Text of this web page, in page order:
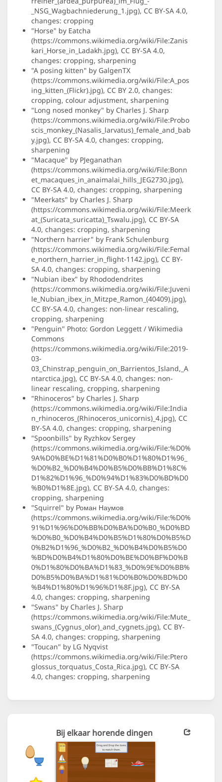
_NSG_Wagbachniederung_1.jpg), CC BY-SA 4.0,
changes: cropping
"Horse" by Eatcha
(https://commons.wikimedia.org/wiki/File:Zanis
kari_Horse_in_Ladakh.jpg), CC BY-SA 4.0,
changes: cropping, sharpening
"A posing kitten" by GalgenTX
(https://commons.wikimedia.org/wiki/File:A_pos
ing_kitten_(Flickr).jpg), CC BY 2.0, changes:
cropping, colour adjustment, sharpening
"Long nosed monkey" by Charles J. Sharp
(https://commons.wikimedia.org/wiki/File:Probo
scis_monkey_(Nasalis_larvatus)_female_and_bab
y.jpg), CC BY-SA 4.0, changes: cropping,
sharpening
"Macaque" by PJeganathan
(https://commons.wikimedia.org/wiki/File:Bonn
et_macaques_in_anaimalai_hills_JEG2730.jpg),
CC BY-SA 4.0, changes: cropping, sharpening
"Meerkats" by Charles J. Sharp
(https://commons.wikimedia.org/wiki/File:Meerk
at_(Suricata_suricatta)_Tswalu.jpg), CC BY-SA
4.0, changes: cropping, sharpening
"Northern harrier" by Frank Schulenburg
(https://commons.wikimedia.org/wiki/File:Femal
e_northern_harrier_in_flight-1142.jpg), CC BY-
SA 4.0, changes: cropping, sharpening
"Nubian ibex" by Rhododendrites
(https://commons.wikimedia.org/wiki/File:Juveni
le_Nubian_ibex_in_Mitzpe_Ramon_(40409).jpg),
CC BY-SA 4.0, changes: non-linear rescaling,
cropping, sharpening
"Penguin" Photo: Gordon Leggett / Wikimedia
Commons
(https://commons.wikimedia.org/wiki/File:2019-
03-
03_Chinstrap_penguin_on_Barrientos_Island,_A
ntarctica.jpg), CC BY-SA 4.0, changes: non-
linear rescaling, cropping, sharpening
"Rhinoceros" by Charles J. Sharp
(https://commons.wikimedia.org/wiki/File:India
n_rhinoceros_(Rhinoceros_unicornis)_4.jpg), CC
BY-SA 4.0, changes: cropping, sharpening
"Spoonbills" by Ryzhkov Sergey
(https://commons.wikimedia.org/wiki/File:%D0%
9A%D0%BE%D1%81%D0%B0%D1%80%D1%96_
%D0%B2_%D0%B4%D0%B5%D0%BB%D1%8C%
D1%82%D1%96_%D0%94%D1%83%D0%BD%D0
%B0%D1%8E.jpg), CC BY-SA 4.0, changes:
cropping, sharpening
"Squirrel" by Роман Наумов
(https://commons.wikimedia.org/wiki/File:%D0%
91%D1%96%D0%BB%D0%BA%D0%B0_%D0%BD
%D0%B0_%D0%B4%D0%B5%D1%80%D0%B5%D
0%B2%D1%96_%D0%B2_%D0%B4%D0%B5%D0
%BD%D0%B4%D1%80%D0%BE%D0%BF%D0%B
0%D1%80%D0%BA%D1%83_%D0%9E%D0%BB%
D0%B5%D0%BA%D1%81%D0%B0%D0%BD%D0
%B4%D1%80%D1%96%D1%8F.jpg), CC BY-SA
4.0, changes: cropping, sharpening
"Swans" by Charles J. Sharp
(https://commons.wikimedia.org/wiki/File:Mute_
swans_(Cygnus_olor)_and_cygnets.jpg), CC BY-
SA 4.0, changes: cropping, sharpening
"Toucan" by LG Nyqvist
(https://commons.wikimedia.org/wiki/File:Ptero
glossus_torquatus_Costa_Rica.jpg), CC BY-SA
4.0, changes: cropping, sharpening
Bij elkaar horende dingen